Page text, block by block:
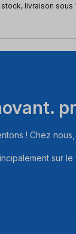
stock, livraison sous
! Chez
sur